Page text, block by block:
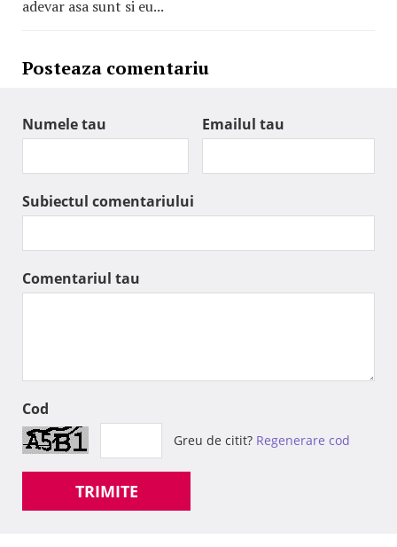
adevar asa sunt si eu...
Posteaza comentariu
Numele tau Emailul tau
Subiectul comentariului
Comentariul tau
Cod
Greu de citit? Regenerare cod
TRIMITE